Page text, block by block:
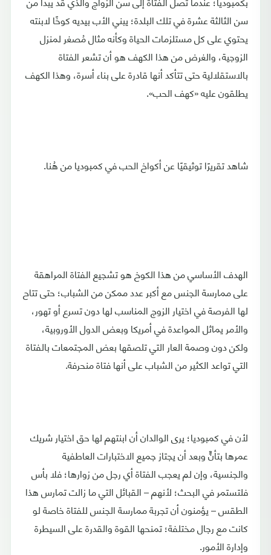
سن الثالثة عشرة في تلك البلدة؛ يبني الأب بيديه كوخًا لابنته
يحتوي على كل مستلزمات الحياة وكأنه مثال مُصغر لمنزل
الزوجية، والغرض من هذا الكهف هو أن تشعر الفتاة
بالاستقلالية حتى تتأكد أنها قادرة على بناء أسرة، وهذا الكهف
يطلقون عليه «كهف الحب».
شاهد تقريرًا توثيقيًا عن أكواخ الحب في كمبوديا من هُنا.
الهدف الأساسي من هذا الكوخ هو تشجيع الفتاة المراهقة
على ممارسة الجنس مع أكبر عدد ممكن من الشباب؛ حتى تتاح
لها الفرصة في اختيار الزوج المناسب لها دون تسرع أو تهور،
والأمر يماثل المواعدة في أمريكا وبعض الدول الأوروبية،
ولكن دون وصمة العار التي تلصقها بعض المجتمعات بالفتاة
التي تواعد الكثير من الشباب على أنها فتاة منحرفة.
لأن في كمبوديا؛ يرى الوالدان أن ابنتهم لها حق اختيار شريك
عمرها بتأنٍّ وبعد أن يجتاز جميع الاختبارات العاطفية
والجنسية، وإن لم يعجب الفتاة أي رجل من زوارها؛ فلا بأس
فلتستمر في البحث؛ لأنهم – القبائل التي ما زالت تمارس هذا
الطقس – يؤمنون أن تجربة ممارسة الجنس للفتاة خاصة لو
كانت مع رجال مختلفة؛ تمنحها القوة والقدرة على السيطرة
وإدارة الأمور.